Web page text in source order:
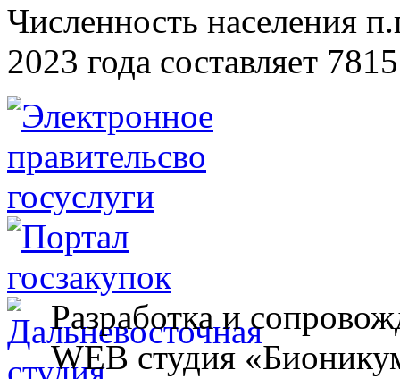
Численность населения
2023 года составляет
Разработка и
WEB студия